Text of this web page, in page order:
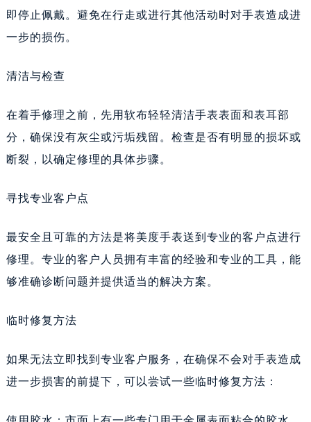
即停止佩戴。避免在行走或进行其他活动时对手表造成进
一步的损伤。
清洁与检查
在着手修理之前，先用软布轻轻清洁手表表面和表耳部
分，确保没有灰尘或污垢残留。检查是否有明显的损坏或
断裂，以确定修理的具体步骤。
寻找专业客户点
最安全且可靠的方法是将美度手表送到专业的客户点进行
修理。专业的客户人员拥有丰富的经验和专业的工具，能
够准确诊断问题并提供适当的解决方案。
临时修复方法
如果无法立即找到专业客户服务，在确保不会对手表造成
进一步损害的前提下，可以尝试一些临时修复方法：